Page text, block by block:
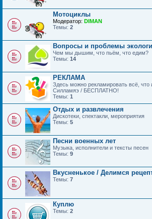
Мотоциклы
Модератор: DIMAN
Темы: 2
Вопросы и проблемы
Чем мы дышим, что пьём, что едим?
Темы: 14
РЕКЛАМА
Здесь можно рекламировать всё, что
Силламяэ / БЕСПЛАТНО!
Темы: 1
Отдых и развлечения
Дискотеки, спектакли, мероприятия
Темы: 5
Песни военных лет
Музыка, исполнители и тексты песен
Темы: 9
Вкусненькое / Делимся
Темы: 7
Куплю
Темы: 2